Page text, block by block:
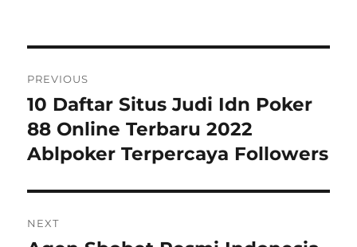
navigation
PREVIOUS
Previous
post:
10 Daftar Situs Judi Idn Poker
88 Online Terbaru 2022
Ablpoker Terpercaya Followers
NEXT